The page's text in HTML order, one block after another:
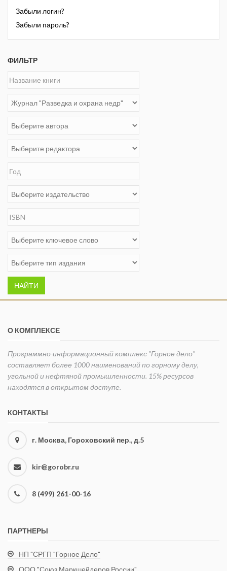
Забыли логин?
Забыли пароль?
ФИЛЬТР
НАЙТИ
О КОМПЛЕКСЕ
Программно-информационный комплекс "Горное дело"
составляет более 1000 наименований по горному делу,
угольной и нефтяной промышленности. 15% ресурсов
находятся в открытом доступе.
КОНТАКТЫ
г. Москва, Гороховский пер., д.5
kir@gorobr.ru
8 (499) 261-00-16
ПАРТНЕРЫ
НП "СРГП "Горное Дело"
ООО "Союз Маркшейдеров России"